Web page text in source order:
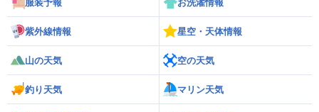
服装予報 お洗濯情報
紫外線情報 星空・天体情報
山の天気 空の天気
釣り天気 マリン天気